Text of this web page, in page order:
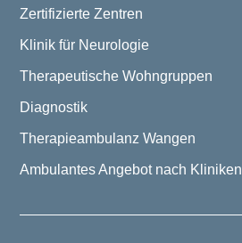
Zertifizierte Zentren
Klinik für Neurologie
Therapeutische Wohngruppen
Diagnostik
Therapieambulanz Wangen
Ambulantes Angebot nach Kliniken